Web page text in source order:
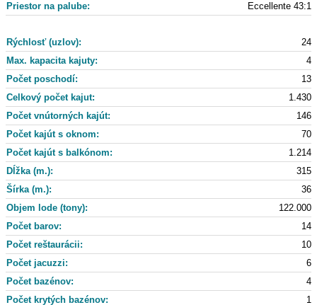
Priestor na palube:
Eccellente 43:1
24
Rýchlosť (uzlov):
4
Max. kapacita kajuty:
Počet poschodí:
13
Celkový počet kajut:
1.430
Počet vnútorných kajút:
146
Počet kajút s oknom:
70
Počet kajút s balkónom:
1.214
Dĺžka (m.):
315
Šírka (m.):
36
Objem lode (tony):
122.000
Počet barov:
14
Počet reštaurácii:
10
Počet jacuzzi:
6
Počet bazénov:
4
Počet krytých bazénov:
1